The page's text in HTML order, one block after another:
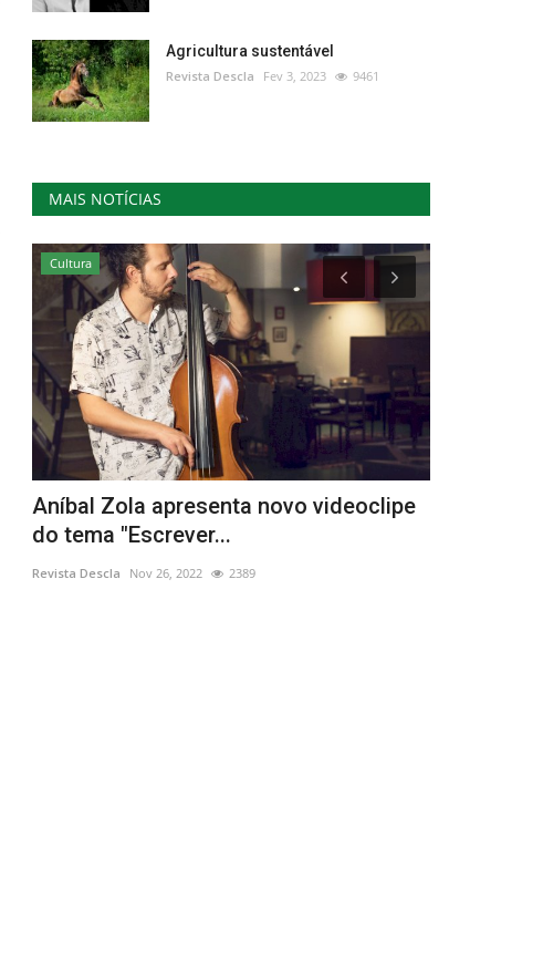
Agricultura sustentável
Revista Descla Fev 3, 2023 9461
MAIS NOTÍCIAS
Cultura
Aníbal Zola apresenta novo videoclipe
do tema "Escrever...
Revista Descla Nov 26, 2022 2389